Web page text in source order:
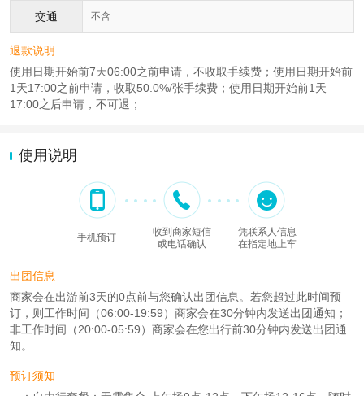
交通 不含
退款说明
使用日期开始前7天06:00之前申请，不收取手续费；使用日期开始前
1天17:00之前申请，收取50.0%/张手续费；使用日期开始前1天
17:00之后申请，不可退；
使用说明
手机预订
收到商家短信
或电话确认
凭联系人信息
在指定地上车
出团信息
商家会在出游前3天的0点前与您确认出团信息。若您超过此时间预
订，则工作时间（06:00-19:59）商家会在30分钟内发送出团通知；
非工作时间（20:00-05:59）商家会在您出行前30分钟内发送出团通
知。
预订须知